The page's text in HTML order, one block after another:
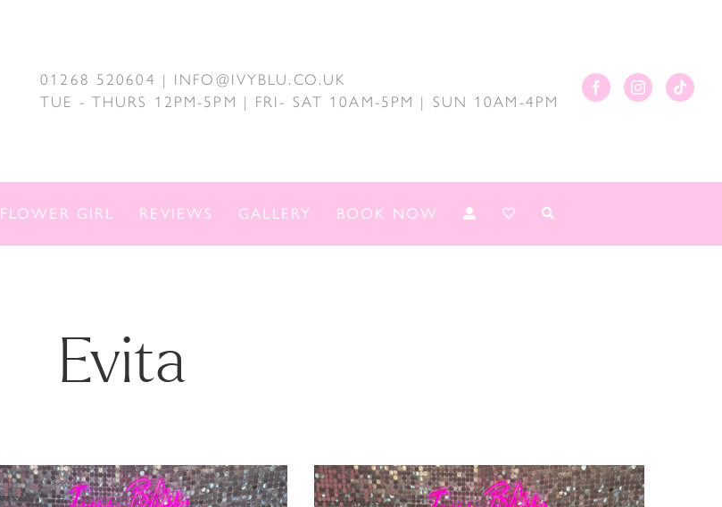
01268 520604 | INFO@IVYBLU.CO.UK
TUE - THURS 12PM-5PM | FRI- SAT 10AM-5PM | SUN 10AM-4PM
FLOWER GIRL REVIEWS GALLERY BOOK NOW
Evita